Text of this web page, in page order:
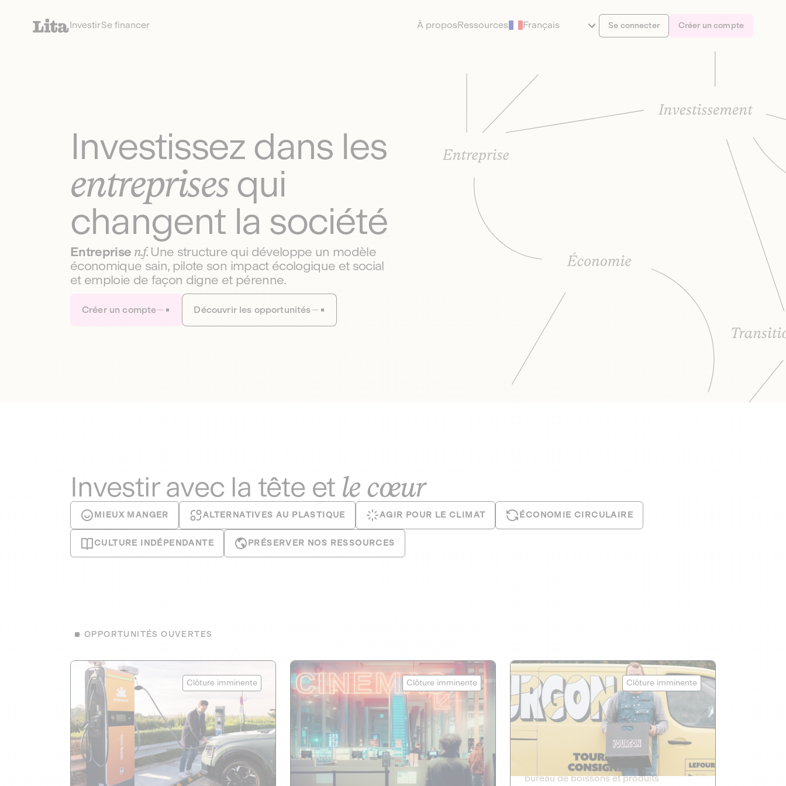
InvestirSe financer À proposRessources Français Se connecter Créer un compte
Investissez dans les
entreprisesqui
changent la société
Entreprise n.f. Une structure qui développe un modèle
économique sain, pilote son impact écologique et social
et emploie de façon digne et pérenne.
Créer un compte Découvrir les opportunités
Investir avec la tête et le cœur
MIEUX MANGER ALTERNATIVES AU PLASTIQUE AGIR POUR LE CLIMAT ÉCONOMIE CIRCULAIRE
CULTURE INDÉPENDANTE PRÉSERVER NOS RESSOURCES
OPPORTUNITÉS OUVERTES
Clôture imminente
Eranovum
ÉNERGIES RENOUVELABLES
AGIR POUR LE CLIMAT 1
Développeur d'infrastructures de
recharges pour véhicules électriques
Clôture imminente
mk2 cinémas
CAPITAL INVESTISSEMENT
CULTURE INDÉPENDANTE 1
Maison de cinéma indépendante de
Clôture imminente
Le Fourgon
DETTE PRIVÉE
ÉCONOMIE CIRCULAIRE 2
Le service de livraison à domicile et au
bureau de boissons et produits